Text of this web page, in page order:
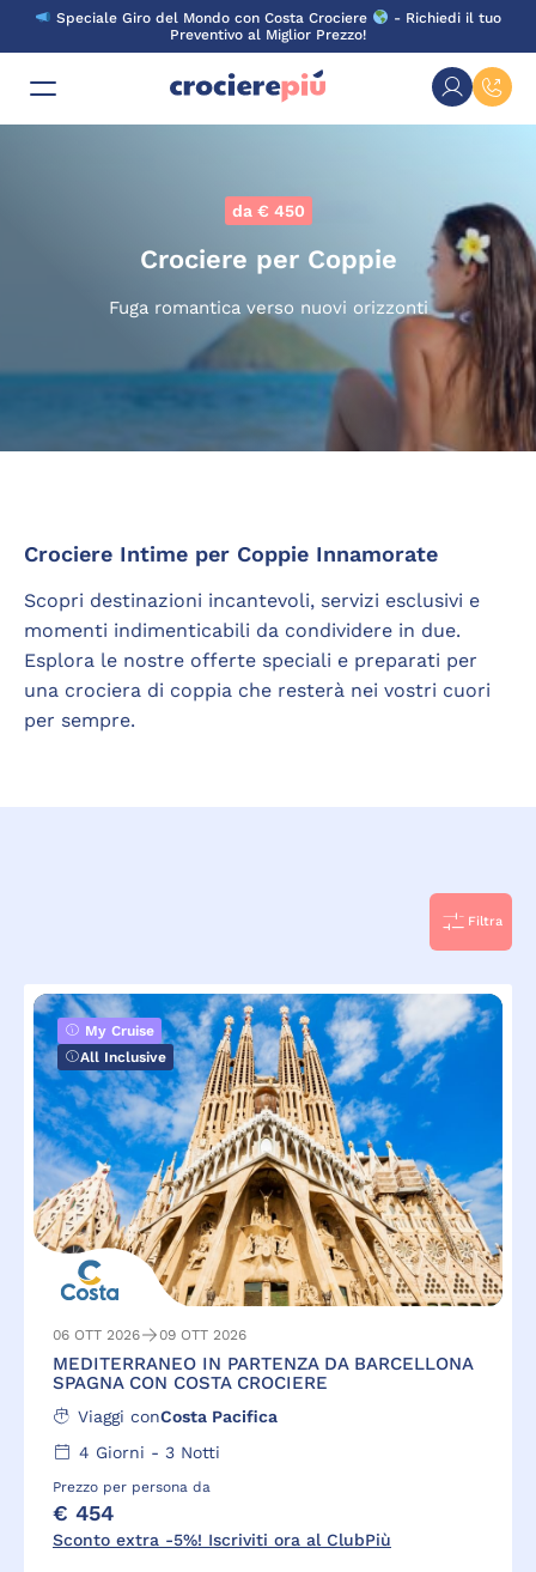
Skip
content
Speciale Giro del Mondo con Costa Crociere
- Richiedi il tuo
Preventivo al Miglior Prezzo!
da € 450
Crociere per Coppie
Fuga romantica verso nuovi orizzonti
Crociere Intime per Coppie Innamorate
Scopri destinazioni incantevoli, servizi esclusivi e
momenti indimenticabili da condividere in due.
Esplora le nostre offerte speciali e preparati per
una crociera di coppia che resterà nei vostri cuori
per sempre.
Filtra
My Cruise
All Inclusive
06 OTT 2026 09 OTT 2026
MEDITERRANEO IN PARTENZA DA BARCELLONA
SPAGNA CON COSTA CROCIERE
Viaggi conCosta Pacifica
4 Giorni - 3Notti
Prezzo per persona da
€ 454
Sconto extra -5%! Iscriviti ora al ClubPiù